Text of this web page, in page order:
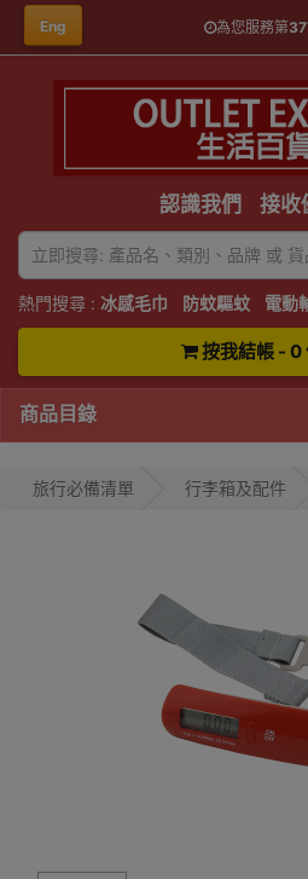
Eng 為您服務第
認識我們 接收
熱門搜尋 : 冰感毛巾 防蚊驅蚊 電動
按我結帳 - 0
商品目錄
旅行必備清單 行李箱及配件